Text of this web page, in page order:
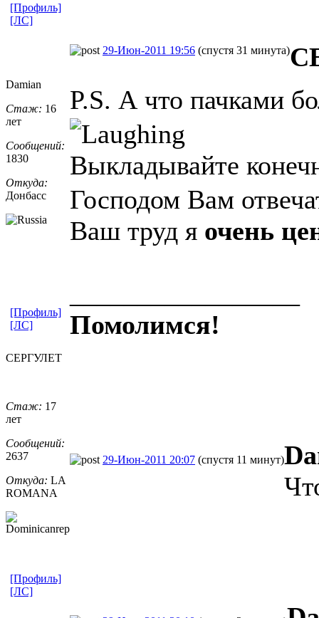
[Профиль]
[ЛС]
Damian
Стаж: 16
лет
Сообщений:
1830
Откуда:
Донбасс
29-Июн-2011 19:56 (спустя 31 минута)
P.S. А что пачками
Выкладывайте
Господом Вам
Ваш труд я очень
Помолимся!
[Профиль]
[ЛС]
СЕРГУЛЕТ
Стаж: 17
лет
Сообщений:
2637
Откуда: LA
ROMANA
29-Июн-2011 20:07 (спустя 11 минут)
[Профиль]
[ЛС]